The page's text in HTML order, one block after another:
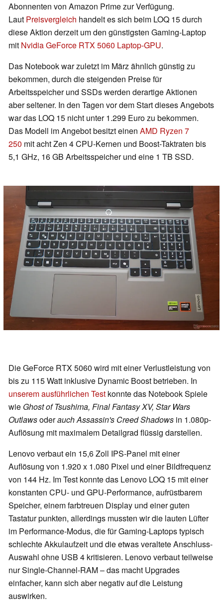
Abonnenten von Amazon Prime zur Verfügung.
Laut Preisvergleich handelt es sich beim LOQ 15 durch
diese Aktion derzeit um den günstigsten Gaming-Laptop
mit Nvidia GeForce RTX 5060 Laptop-GPU.
Das Notebook war zuletzt im März ähnlich günstig zu
bekommen, durch die steigenden Preise für
Arbeitsspeicher und SSDs werden derartige Aktionen
aber seltener. In den Tagen vor dem Start dieses Angebots
war das LOQ 15 nicht unter 1.299 Euro zu bekommen.
Das Modell im Angebot besitzt einen AMD Ryzen 7
250 mit acht Zen 4 CPU-Kernen und Boost-Taktraten bis
5,1 GHz, 16 GB Arbeitsspeicher und eine 1 TB SSD.
Die GeForce RTX 5060 wird mit einer Verlustleistung von
bis zu 115 Watt inklusive Dynamic Boost betrieben. In
unserem ausführlichen Test konnte das Notebook Spiele
wie Ghost of Tsushima, Final Fantasy XV, Star Wars
Outlawsoderauch Assassin's Creed Shadows in 1.080p-
Auflösung mit maximalem Detailgrad flüssig darstellen.
Lenovo verbaut ein 15,6 Zoll IPS-Panel mit einer
Auflösung von 1.920 x 1.080 Pixel und einer Bildfrequenz
von 144 Hz. Im Test konnte das Lenovo LOQ 15 mit einer
konstanten CPU- und GPU-Performance, aufrüstbarem
Speicher, einem farbtreuen Display und einer guten
Tastatur punkten, allerdings mussten wir die lauten Lüfter
im Performance-Modus, die für Gaming-Laptops typisch
schlechte Akkulaufzeit und die etwas veraltete Anschluss-
Auswahl ohne USB 4 kritisieren. Lenovo verbaut teilweise
nur Single-Channel-RAM – das macht Upgrades
einfacher, kann sich aber negativ auf die Leistung
auswirken.